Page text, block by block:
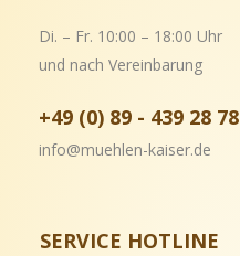
Di. – Fr. 10:00 – 18:00 Uhr
und nach Vereinbarung
+49 (0) 89 - 439 28 78
info@muehlen-kaiser.de
SERVICE HOTLINE